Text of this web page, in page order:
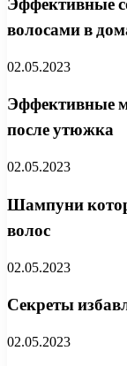
волосами в
02.05.2023
Эффективные
после утюжка
02.05.2023
Шампуни
волос
02.05.2023
Секреты
02.05.2023